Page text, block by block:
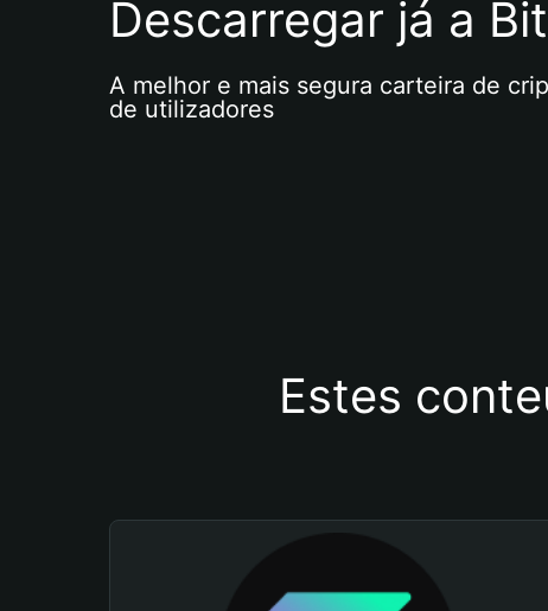
Descarregar já a
A melhor e mais segura carteira de
de utilizadores
Estes